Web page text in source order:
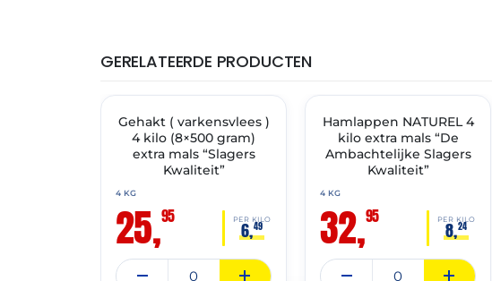
GERELATEERDE PRODUCTEN
✓ VAST ASSORTIMENT
Gehakt ( varkensvlees )
4 kilo (8×500 gram)
extra mals “Slagers
Kwaliteit”
4 KG
25,95 PER KILO
6,49
✓ VAST ASSORTIMENT
Hamlappen NATUREL 4
kilo extra mals “De
Ambachtelijke Slagers
Kwaliteit”
4 KG
32,95 PER KILO
8,24